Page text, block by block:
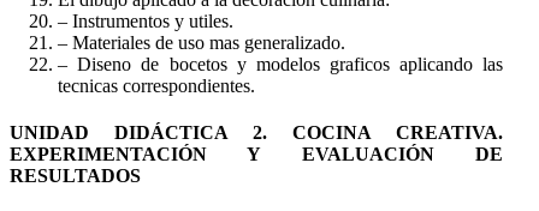
– Instrumentos y utiles.
– Materiales de uso mas generalizado.
– Diseno de bocetos y modelos graficos aplicando las
tecnicas correspondientes.
UNIDAD DIDÁCTICA 2. COCINA CREATIVA.
EXPERIMENTACIÓN Y EVALUACIÓN DE
RESULTADOS